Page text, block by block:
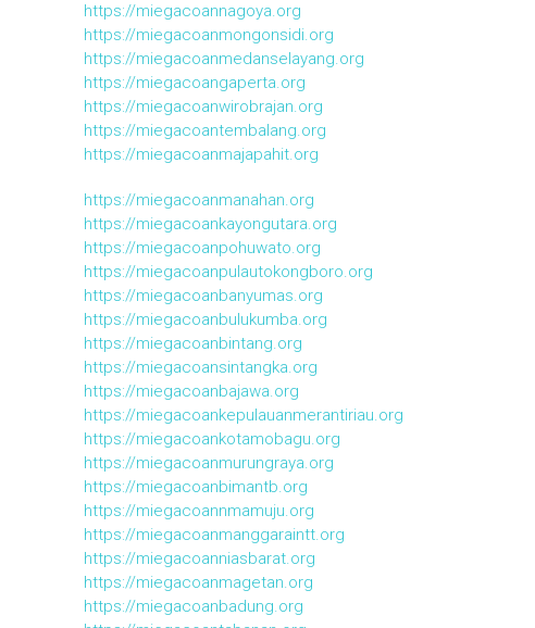
https://miegacoannagoya.org
https://miegacoanmongonsidi.org
https://miegacoanmedanselayang.org
https://miegacoangaperta.org
https://miegacoanwirobrajan.org
https://miegacoantembalang.org
https://miegacoanmajapahit.org
https://miegacoanmanahan.org
https://miegacoankayongutara.org
https://miegacoanpohuwato.org
https://miegacoanpulautokongboro.org
https://miegacoanbanyumas.org
https://miegacoanbulukumba.org
https://miegacoanbintang.org
https://miegacoansintangka.org
https://miegacoanbajawa.org
https://miegacoankepulauanmerantiriau.org
https://miegacoankotamobagu.org
https://miegacoanmurungraya.org
https://miegacoanbimantb.org
https://miegacoannmamuju.org
https://miegacoanmanggaraintt.org
https://miegacoanniasbarat.org
https://miegacoanmagetan.org
https://miegacoanbadung.org